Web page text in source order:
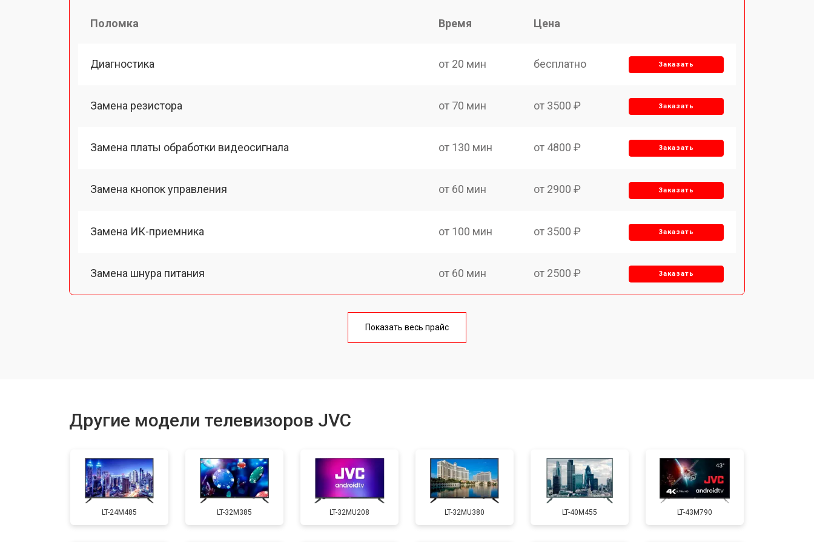
Поломка Время Цена
Диагностика от 20 мин бесплатно Заказать
Замена резистора от 70 мин от 3500 ₽ Заказать
Замена платы обработки видеосигнала от 130 мин от 4800 ₽ Заказать
Замена кнопок управления от 60 мин от 2900 ₽ Заказать
Замена ИК-приемника от 100 мин от 3500 ₽ Заказать
Замена шнура питания от 60 мин от 2500 ₽ Заказать
от 90 мин
Замена HDMI порта от 80 мин от 2600 ₽ Заказать
Замена модуля Wi-Fi от 70 мин от 3500 ₽ Заказать
Показать весь прайс
Другие модели телевизоров JVC
LT-24M485 LT-32M385 LT-32MU208 LT-32MU380 LT-40M455 LT-43M790